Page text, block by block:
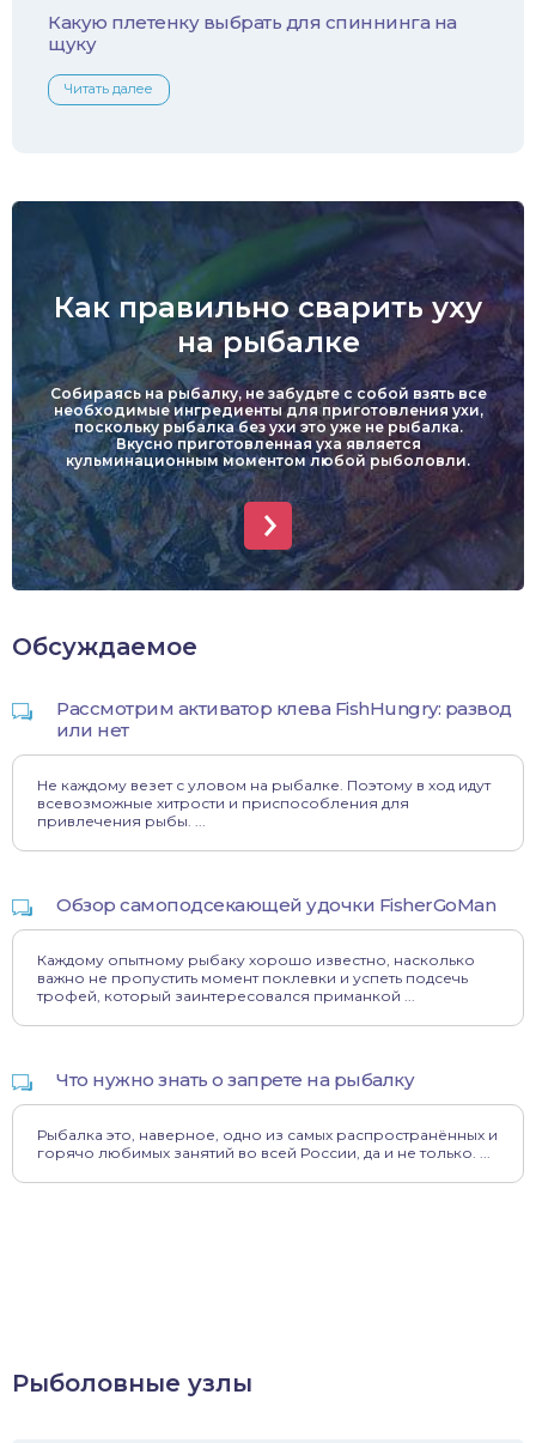
Какую плетенку выбрать для спиннинга на
щуку
Читать далее
Как правильно сварить уху
на рыбалке
Собираясь на рыбалку, не забудьте с собой взять все
необходимые ингредиенты для приготовления ухи,
поскольку рыбалка без ухи это уже не рыбалка.
Вкусно приготовленная уха является
кульминационным моментом любой рыболовли.
Обсуждаемое
Рассмотрим активатор клева FishHungry: развод
или нет
Не каждому везет с уловом на рыбалке. Поэтому в ход идут
всевозможные хитрости и приспособления для
привлечения рыбы. ...
Обзор самоподсекающей удочки FisherGoMan
Каждому опытному рыбаку хорошо известно, насколько
важно не пропустить момент поклевки и успеть подсечь
трофей, который заинтересовался приманкой ...
Что нужно знать о запрете на рыбалку
Рыбалка это, наверное, одно из самых распространённых и
горячо любимых занятий во всей России, да и не только. ...
Рыболовные узлы